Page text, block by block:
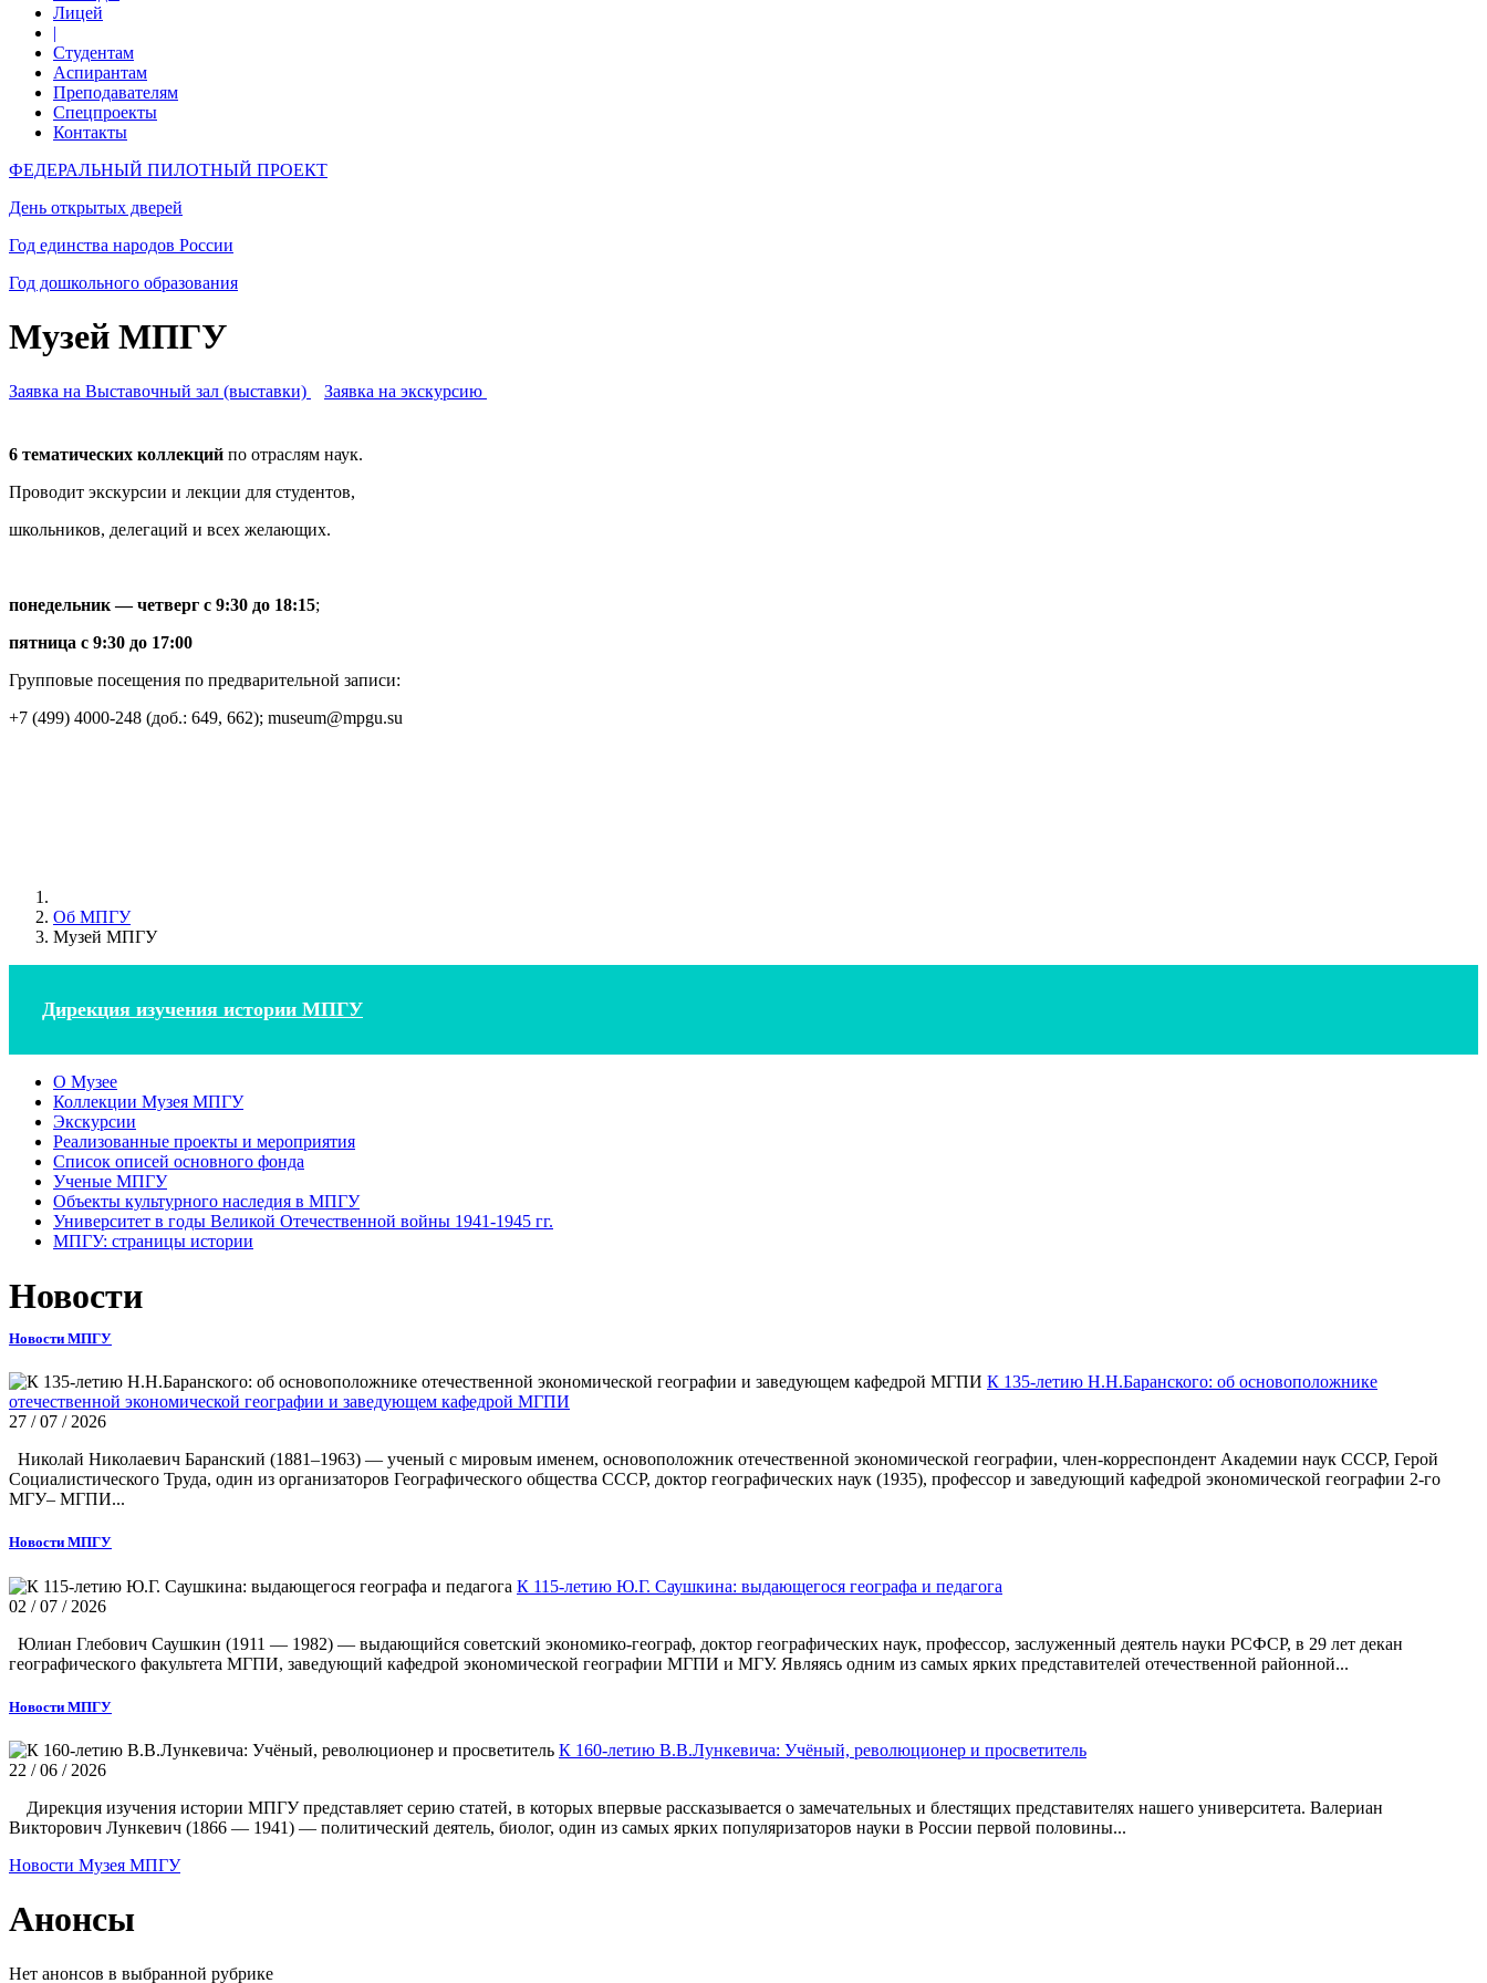
Лицей
|
Студентам
Аспирантам
Преподавателям
Спецпроекты
Контакты
ФЕДЕРАЛЬНЫЙ ПИЛОТНЫЙ ПРОЕКТ
День открытых дверей
Год единства народов России
Год дошкольного образования
Музей МПГУ
Заявка на Выставочный зал (выставки) Заявка на экскурсию
6 тематических коллекций по отраслям наук.
Проводит экскурсии и лекции для студентов,
школьников, делегаций и всех желающих.
понедельник — четверг с 9:30 до 18:15;
пятница с 9:30 до 17:00
Групповые посещения по предварительной записи:
+7 (499) 4000-248 (доб.: 649, 662); museum@mpgu.su
Об МПГУ
Музей МПГУ
Дирекция изучения истории МПГУ
О Музее
Коллекции Музея МПГУ
Экскурсии
Реализованные проекты и мероприятия
Список описей основного фонда
Ученые МПГУ
Объекты культурного наследия в МПГУ
Университет в годы Великой Отечественной войны 1941-1945 гг.
МПГУ: страницы истории
Новости
Новости МПГУ
К 135-летию Н.Н.Баранского: об основоположнике
отечественной экономической географии и заведующем кафедрой МГПИ
27 / 07 / 2026
Николай Николаевич Баранский (1881–1963) — ученый с мировым именем, основоположник отечественной экономической географии, член-корреспондент Академии наук СССР, Герой
Социалистического Труда, один из организаторов Географического общества СССР, доктор географических наук (1935), профессор и заведующий кафедрой экономической географии 2-го
МГУ– МГПИ...
Новости МПГУ
К 115-летию Ю.Г. Саушкина: выдающегося географа и педагога
02 / 07 / 2026
Юлиан Глебович Саушкин (1911 — 1982) — выдающийся советский экономико-географ, доктор географических наук, профессор, заслуженный деятель науки РСФСР, в 29 лет декан
географического факультета МГПИ, заведующий кафедрой экономической географии МГПИ и МГУ. Являясь одним из самых ярких представителей отечественной районной...
Новости МПГУ
К 160-летию В.В.Лункевича: Учёный, революционер и просветитель
22 / 06 / 2026
Дирекция изучения истории МПГУ представляет серию статей, в которых впервые рассказывается о замечательных и блестящих представителях нашего университета. Валериан
Викторович Лункевич (1866 — 1941) — политический деятель, биолог, один из самых ярких популяризаторов науки в России первой половины...
Новости Музея МПГУ
Анонсы
Нет анонсов в выбранной рубрике